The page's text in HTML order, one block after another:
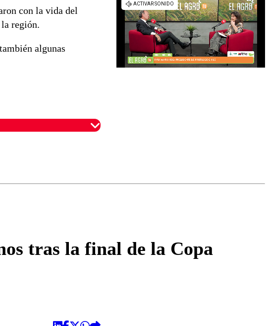
con la vida del
región.
algunas
tras la final de la Copa